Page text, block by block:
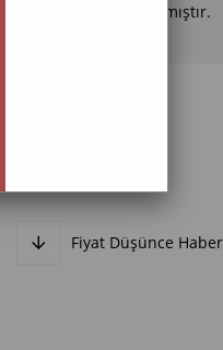
stoklarımızda kalmamıştır.
Fiyat Düşünce